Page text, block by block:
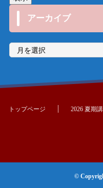
アーカイブ
ア
カ
トップページ 2026 夏期
©